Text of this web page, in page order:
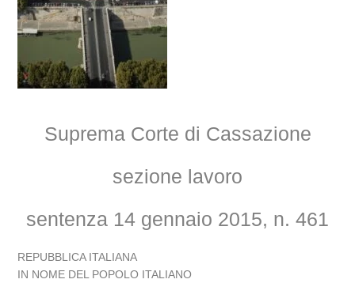
Suprema Corte di Cassazione
sezione lavoro
sentenza 14 gennaio 2015, n. 461
REPUBBLICA ITALIANA
IN NOME DEL POPOLO ITALIANO